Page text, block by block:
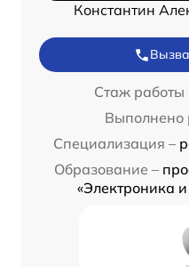
Константин
Стаж работы
Выполнено
Специализация –
Образование –
«Электроника